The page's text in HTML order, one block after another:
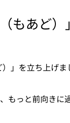
もあど）
」を立ち上げま
もっと前向き